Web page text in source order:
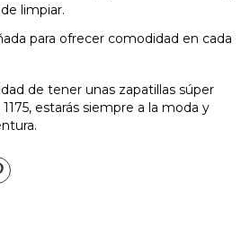
limpiar.
para ofrecer comodidad en cada
de tener unas zapatillas súper
estarás siempre a la moda y